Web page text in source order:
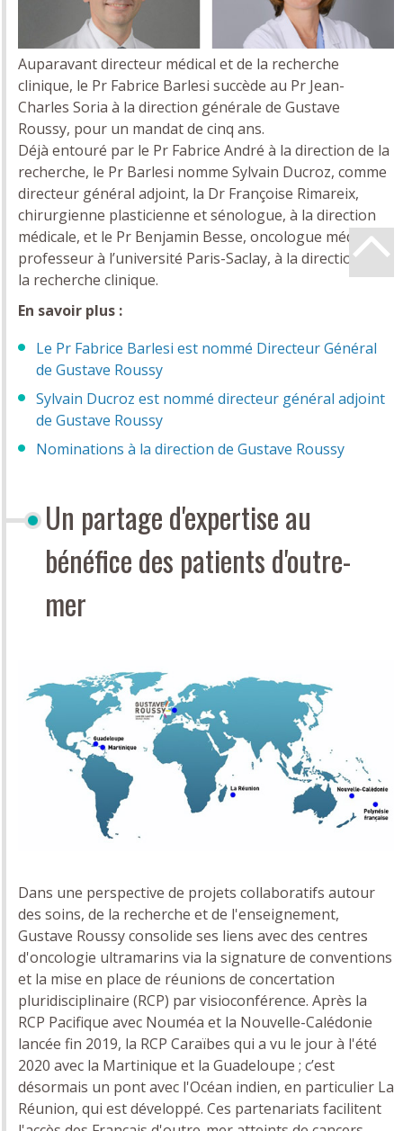
Auparavant directeur médical et de la recherche
clinique, le Pr Fabrice Barlesi succède au Pr Jean-
Charles Soria à la direction générale de Gustave
Roussy, pour un mandat de cinq ans.
Déjà entouré par le Pr Fabrice André à la direction de la
recherche, le Pr Barlesi nomme Sylvain Ducroz, comme
directeur général adjoint, la Dr Françoise Rimareix,
chirurgienne plasticienne et sénologue, à la direction
médicale, et le Pr Benjamin Besse, oncologue médical,
professeur à l’université Paris-Saclay, à la direction de
la recherche clinique.
En savoir plus :
Le Pr Fabrice Barlesi est nommé Directeur Général
de Gustave Roussy
Sylvain Ducroz est nommé directeur général adjoint
de Gustave Roussy
Nominations à la direction de Gustave Roussy
Un partage d'expertise au
bénéfice des patients d'outre-
mer
Dans une perspective de projets collaboratifs autour
des soins, de la recherche et de l'enseignement,
Gustave Roussy consolide ses liens avec des centres
d'oncologie ultramarins via la signature de conventions
et la mise en place de réunions de concertation
pluridisciplinaire (RCP) par visioconférence. Après la
RCP Pacifique avec Nouméa et la Nouvelle-Calédonie
lancée fin 2019, la RCP Caraïbes qui a vu le jour à l'été
2020 avec la Martinique et la Guadeloupe ; c’est
désormais un pont avec l'Océan indien, en particulier La
Réunion, qui est développé. Ces partenariats facilitent